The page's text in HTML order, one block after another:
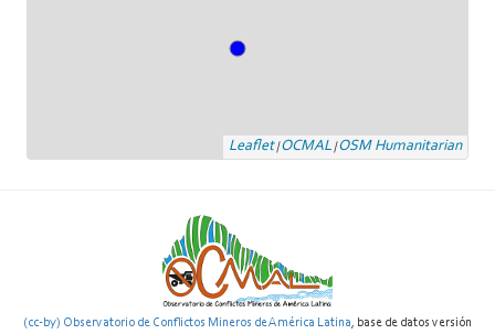
Leaflet|OCMAL|OSM Humanitarian
(cc-by) Observatorio de Conflictos Mineros de América Latina, base de datos versión